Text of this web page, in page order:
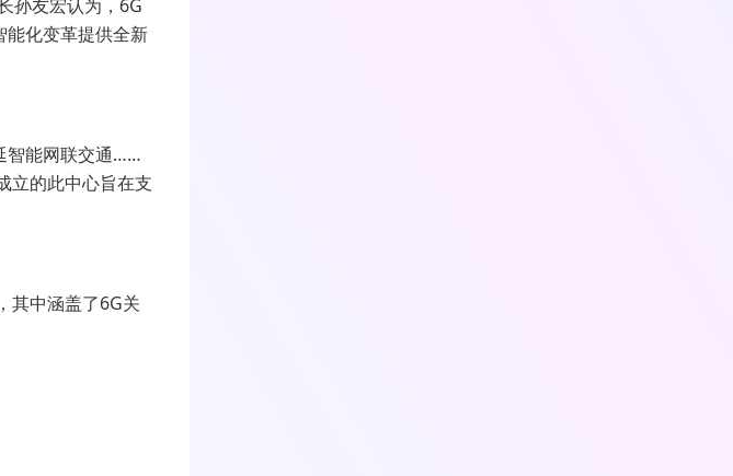
孙友宏认为， 6G
能化变革提供全新
智能网联交通……
立的此中心旨在支
其中涵盖了6G关